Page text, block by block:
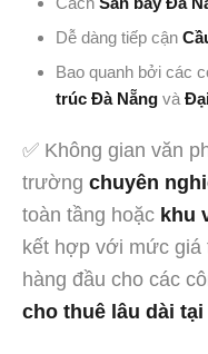
Dễ dàng tiếp cận
Bao quanh bởi các
trúc Đà Nẵng và
✅ Không gian văn
trường chuyên
toàn tầng hoặc khu
kết hợp với mức giá
hàng đầu cho các
cho thuê lâu dài tại